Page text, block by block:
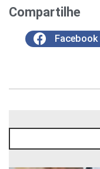
Compartilhe
Facebook